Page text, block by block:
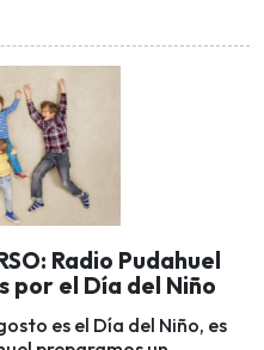
Radio Pudahuel
por el Día del Niño
es el Día del Niño, es